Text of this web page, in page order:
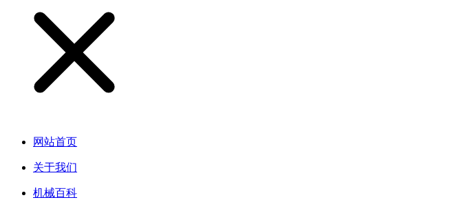
网站首页
关于我们
机械百科